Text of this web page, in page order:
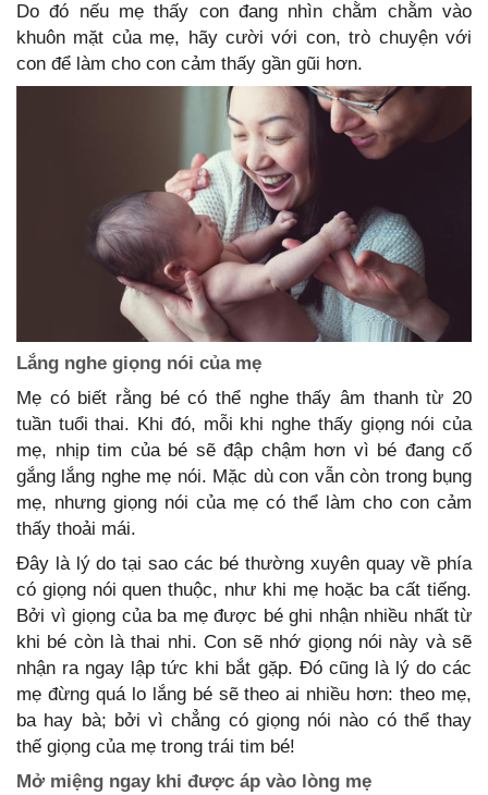
Do đó nếu mẹ thấy con đang nhìn chằm chằm vào
khuôn mặt của mẹ, hãy cười với con, trò chuyện với
con để làm cho con cảm thấy gần gũi hơn.
Lắng nghe giọng nói của mẹ
Mẹ có biết rằng bé có thể nghe thấy âm thanh từ 20
tuần tuổi thai. Khi đó, mỗi khi nghe thấy giọng nói của
mẹ, nhịp tim của bé sẽ đập chậm hơn vì bé đang cố
gắng lắng nghe mẹ nói. Mặc dù con vẫn còn trong bụng
mẹ, nhưng giọng nói của mẹ có thể làm cho con cảm
thấy thoải mái.
Đây là lý do tại sao các bé thường xuyên quay về phía
có giọng nói quen thuộc, như khi mẹ hoặc ba cất tiếng.
Bởi vì giọng của ba mẹ được bé ghi nhận nhiều nhất từ
khi bé còn là thai nhi. Con sẽ nhớ giọng nói này và sẽ
nhận ra ngay lập tức khi bắt gặp. Đó cũng là lý do các
mẹ đừng quá lo lắng bé sẽ theo ai nhiều hơn: theo mẹ,
ba hay bà; bởi vì chẳng có giọng nói nào có thể thay
thế giọng của mẹ trong trái tim bé!
Mở miệng ngay khi được áp vào lòng mẹ